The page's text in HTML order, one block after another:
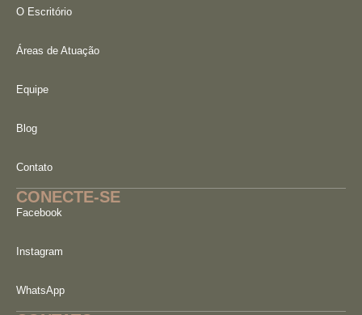
O Escritório
Áreas de Atuação
Equipe
Blog
Contato
CONECTE-SE
Facebook
Instagram
WhatsApp